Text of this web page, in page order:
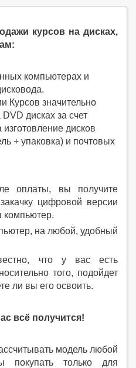
курсов на дисках,
компьютерах и
Курсов значительно
дисках за счет
изготовление дисков
+ упаковка) и почтовых
оплаты, вы получите
цифровой версии
компьютер.
на любой, удобный
что у вас есть
того, подойдет
ли вы его освоить.
всё получится!
модель любой
покупать только для